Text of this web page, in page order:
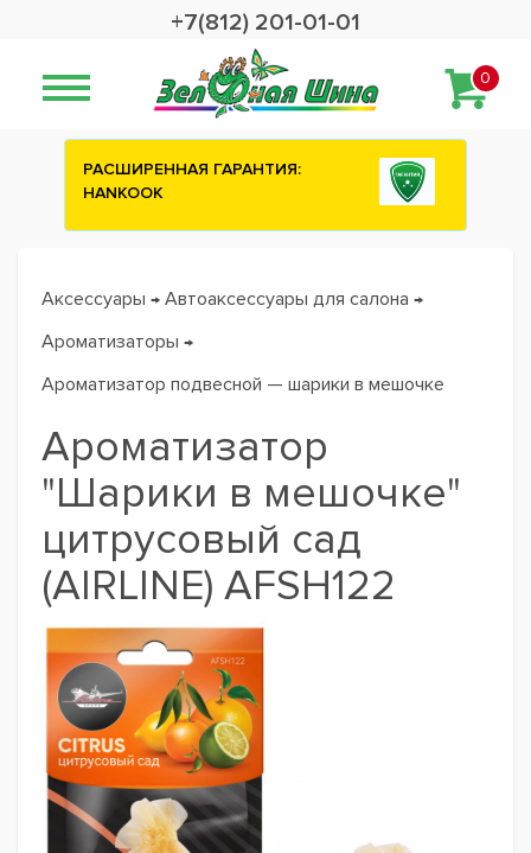
+7(812) 201-01-01
0
РАСШИРЕННАЯ ГАРАНТИЯ:
HANKOOK
Аксессуары → Автоаксессуары для салона →
Ароматизаторы →
Ароматизатор подвесной — шарики в мешочке
Ароматизатор
"Шарики в мешочке"
цитрусовый сад
(AIRLINE) AFSH122